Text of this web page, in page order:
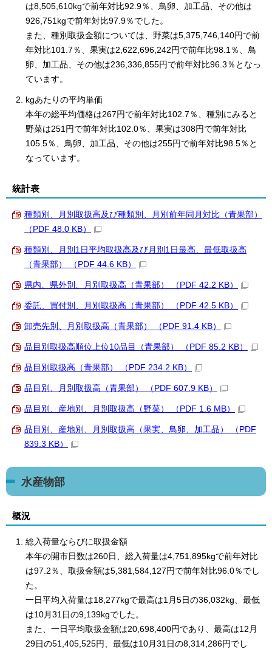
は8,505,610kgで前年対比92.9％、鳥卵、加工品、その他は
926,751kgで前年対比97.9％でした。
また、種別取扱金額については、野菜は5,375,746,140円で前
年対比101.7％、果実は2,622,696,242円で前年比98.1％、鳥
卵、加工品、その他は236,336,855円で前年対比96.3％となっ
ています。
kgあたりの平均単価
本年の総平均価格は267円で前年対比102.7％、種別にみると
野菜は251円で前年対比102.0％、果実は308円で前年対比
105.5％、鳥卵、加工品、その他は255円で前年対比98.5％と
なっています。
統計表
種類別、月別取扱高及び種類別、月別前年同月対比（青果部）
（PDF 48.0 KB）
種類別、月別1日平均取扱高及び月別1日最高、最低取扱高
（青果部） （PDF 44.6 KB）
県内、県外別、月別取扱高（青果部） （PDF 42.2 KB）
委託、買付別、月別取扱高（青果部） （PDF 42.5 KB）
卸売先別、月別取扱高（青果部） （PDF 91.4 KB）
品目別取扱高順位上位10品目（青果部） （PDF 85.2 KB）
品目別取扱高（青果部） （PDF 234.2 KB）
品目別、月別取扱高（青果部） （PDF 607.9 KB）
品目別、産地別、月別取扱高（野菜） （PDF 1.6 MB）
品目別、産地別、月別取扱高（果実、鳥卵、加工品） （PDF
839.3 KB）
水産物部
概況
総入荷量ならびに取扱金額
本年の開市日数は260日、総入荷量は4,751,895kgで前年対比
は97.2％、取扱金額は5,381,584,127円で前年対比96.0％でし
た。
一日平均入荷量は18,277kgで最高は1月5日の36,032kg、最低
は10月31日の9,139kgでした。
また、一日平均取扱金額は20,698,400円であり、最高は12月
29日の51,405,525円、最低は10月31日の8,314,286円でし